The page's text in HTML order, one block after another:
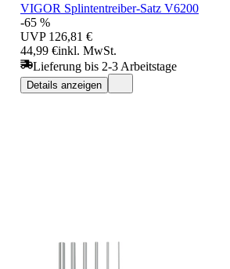
VIGOR Splintentreiber-Satz V6200
-65 %
UVP 126,81 €
44,99 €inkl. MwSt.
Lieferung bis 2-3 Arbeitstage
Details anzeigen